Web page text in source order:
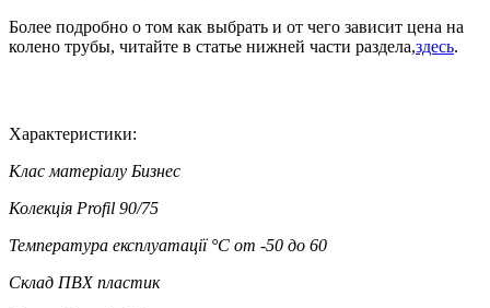
Более подробно о том как выбрать и от чего зависит цена на
колено трубы, читайте в статье нижней части раздела,здесь.
Характеристики:
Клас матеріалу Бизнес
Колекція Profil 90/75
Температура експлуатації °C от -50 до 60
Склад ПВХ пластик